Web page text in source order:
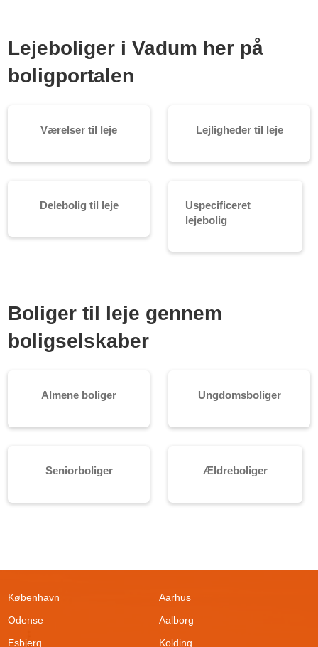
Lejeboliger i Vadum her på
boligportalen
Værelser til leje Lejligheder til leje
Delebolig til leje
Uspecificeret
lejebolig
Boliger til leje gennem
boligselskaber
Almene boliger Ungdomsboliger
Seniorboliger Ældreboliger
København
Aarhus
Odense
Aalborg
Esbjerg
Kolding